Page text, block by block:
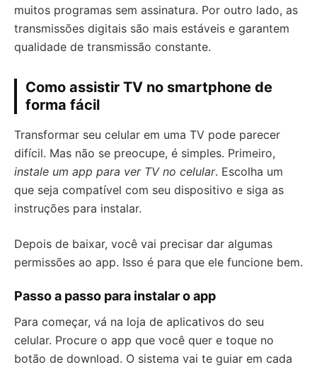
muitos programas sem assinatura. Por outro lado, as
transmissões digitais são mais estáveis e garantem
qualidade de transmissão constante.
Como assistir TV no smartphone de
forma fácil
Transformar seu celular em uma TV pode parecer
difícil. Mas não se preocupe, é simples. Primeiro,
instale um app para ver TV no celular. Escolha um
que seja compatível com seu dispositivo e siga as
instruções para instalar.
Depois de baixar, você vai precisar dar algumas
permissões ao app. Isso é para que ele funcione bem.
Passo a passo para instalar o app
Para começar, vá na loja de aplicativos do seu
celular. Procure o app que você quer e toque no
botão de download. O sistema vai te guiar em cada